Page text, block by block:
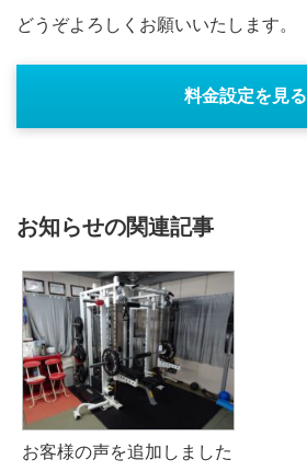
どうぞよろしくお願いいたします。
料金設定を見る
お知らせの関連記事
お客様の声を追加しました